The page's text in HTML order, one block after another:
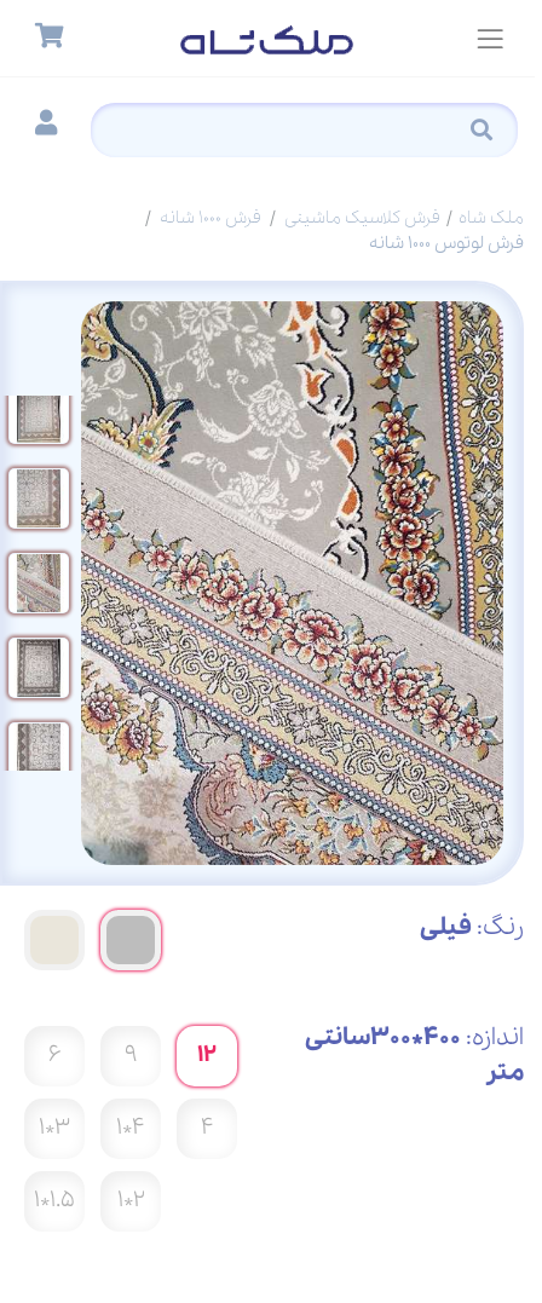
ملک شاه فرش کلاسیک ماشینی
فرش 1000 شانه
فرش لوتوس 1000 شانه
رنگ: فیلی
اندازه:
400*300سانتی
متر
12
9
6
4
4*1
3*1
2*1
1.5*1